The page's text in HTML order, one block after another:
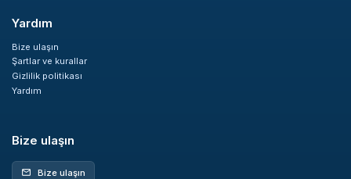
Yardım
Bize ulaşın
Şartlar ve kurallar
Gizlilik politikası
Yardım
Bize ulaşın
mail Bize ulaşın